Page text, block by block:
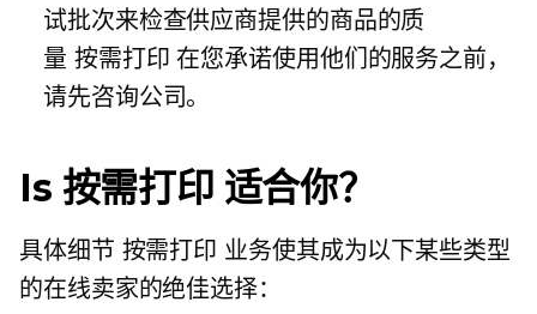
试批次来检查供应商提供的商品的质
量 按需打印 在您承诺使用他们的服务之前，
请先咨询公司。
Is 按需打印 适合你？
具体细节 按需打印 业务使其成为以下某些类型
的在线卖家的绝佳选择：